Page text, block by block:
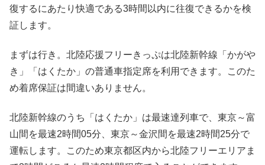
復するにあたり快適である3時間以内に往復できるかを検
証します。
まずは行き。北陸応援フリーきっぷは北陸新幹線「かがや
き」「はくたか」の普通車指定席を利用できます。このた
め着席保証は間違いありません。
北陸新幹線のうち「はくたか」は最速達列車で、東京～富
山間を最速2時間05分、東京～金沢間を最速2時間25分で
運転します。このため東京都区内から北陸フリーエリアま